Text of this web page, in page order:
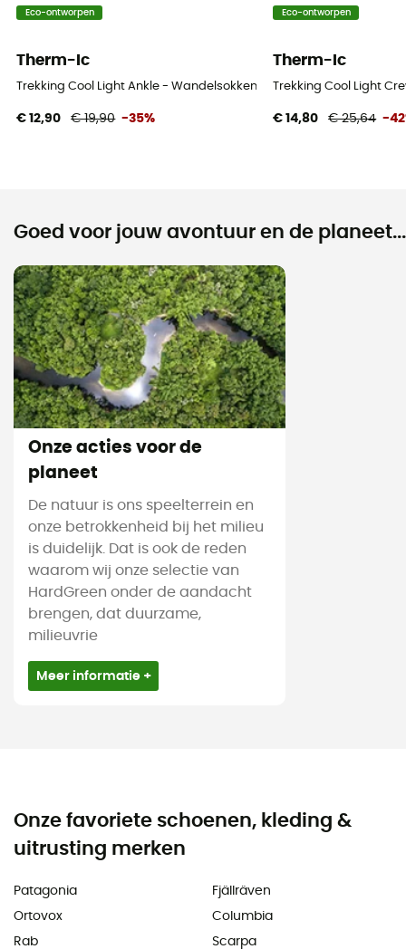
Eco-ontworpen
Therm-Ic
Trekking Cool Light Ankle - Wandelsokken
€ 12,90 € 19,90 -35%
Eco-ontworpen
Therm-Ic
Trekking Cool Light
€ 14,80 € 25,64 -
Goed voor jouw avontuur en de planeet...
Onze acties voor de
planeet
De natuur is ons speelterrein en
onze betrokkenheid bij het milieu
is duidelijk. Dat is ook de reden
waarom wij onze selectie van
HardGreen onder de aandacht
brengen, dat duurzame,
milieuvrie
Meer informatie +
Onze favoriete schoenen, kleding &
uitrusting merken
Patagonia
Ortovox
Rab
Fjällräven
Columbia
Scarpa